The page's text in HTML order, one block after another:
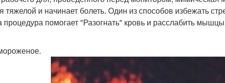
тяжелой и начинает болеть. Один из способов избежать
процедура помогает "Разогнать" кровь и расслабить